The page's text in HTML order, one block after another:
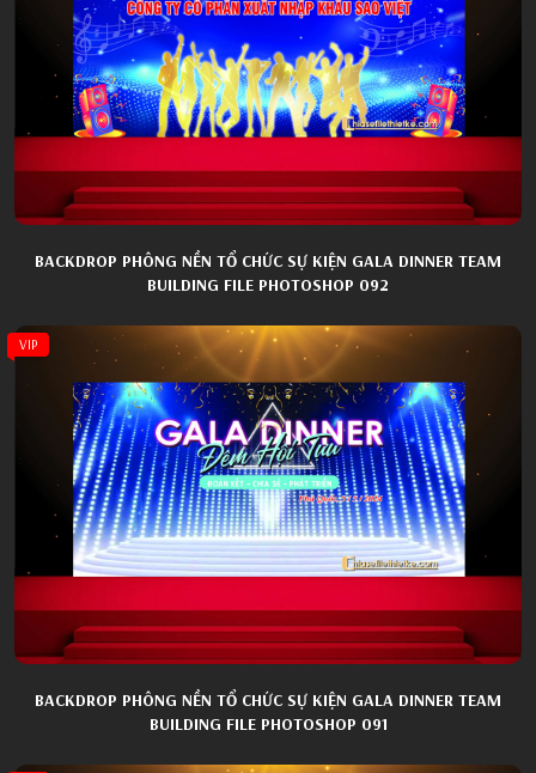
BACKDROP PHÔNG NỀN TỔ CHỨC SỰ KIỆN GALA DINNER TEAM
BUILDING FILE PHOTOSHOP 092
VIP
BACKDROP PHÔNG NỀN TỔ CHỨC SỰ KIỆN GALA DINNER TEAM
BUILDING FILE PHOTOSHOP 091